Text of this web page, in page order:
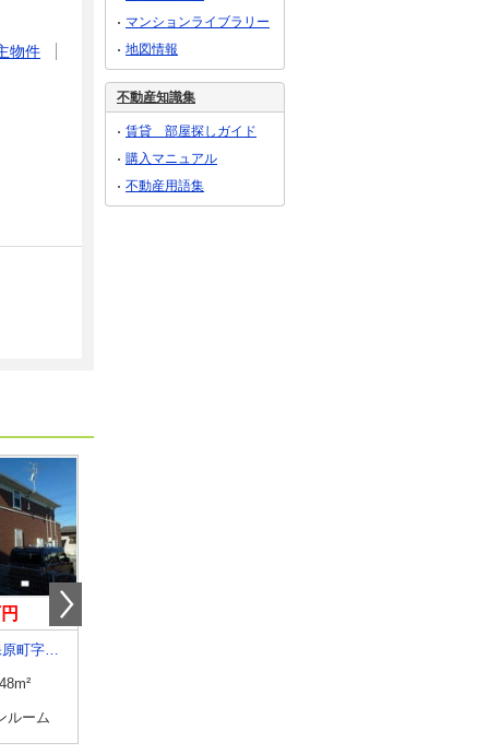
物件
福島県伊達市保原町字赤橋
ルーム
マンションライブラリー
地図情報
不動産知識集
賃貸 部屋探しガイド
購入マニュアル
不動産用語集